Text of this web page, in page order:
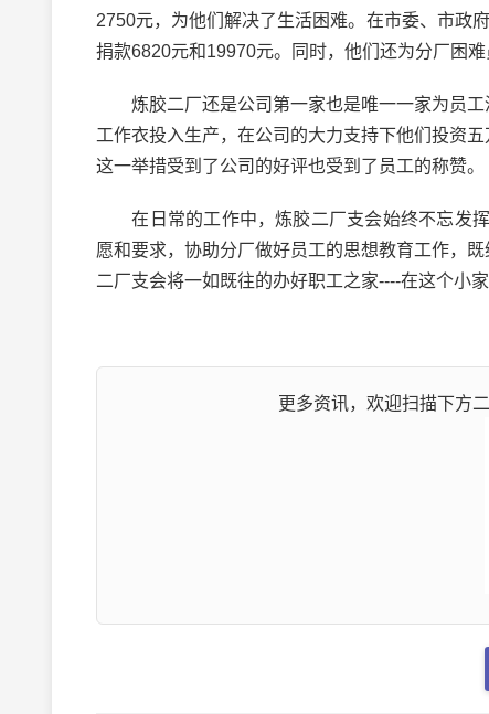
2750元，为他们解决了生活困难。在市委、市政
捐款6820元和19970元。同时，他们还为分厂困
炼胶二厂还是公司第一家也是唯一一家为员工
工作衣投入生产，在公司的大力支持下他们投资
这一举措受到了公司的好评也受到了员工的称赞。
在日常的工作中，炼胶二厂支会始终不忘发挥
愿和要求，协助分厂做好员工的思想教育工作，
二厂支会将一如既往的办好职工之家----在这个小
更多资讯，欢迎扫描下方